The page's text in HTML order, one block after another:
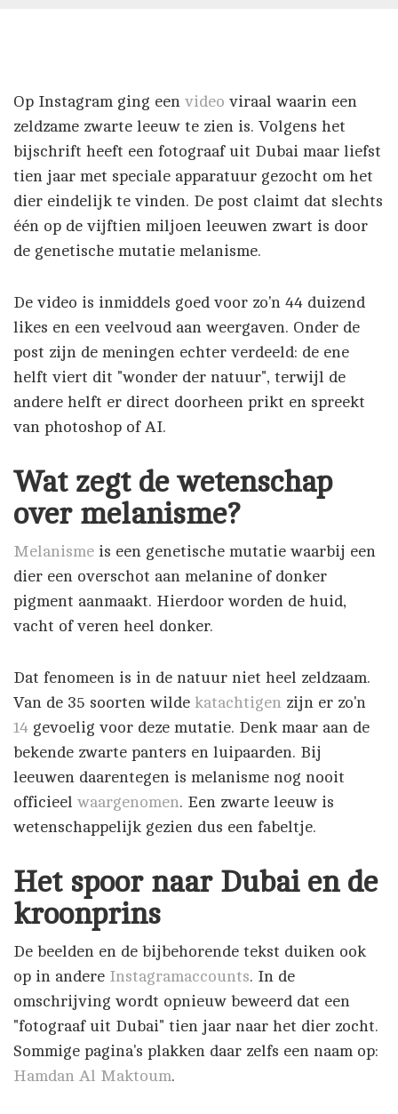
Op Instagram ging een video viraal waarin een
zeldzame zwarte leeuw te zien is. Volgens het
bijschrift heeft een fotograaf uit Dubai maar liefst
tien jaar met speciale apparatuur gezocht om het
dier eindelijk te vinden. De post claimt dat slechts
één op de vijftien miljoen leeuwen zwart is door
de genetische mutatie melanisme.
De video is inmiddels goed voor zo'n 44 duizend
likes en een veelvoud aan weergaven. Onder de
post zijn de meningen echter verdeeld: de ene
helft viert dit "wonder der natuur", terwijl de
andere helft er direct doorheen prikt en spreekt
van photoshop of AI.
Wat zegt de wetenschap
over melanisme?
Melanisme is een genetische mutatie waarbij een
dier een overschot aan melanine of donker
pigment aanmaakt. Hierdoor worden de huid,
vacht ofveren heel donker.
Dat fenomeen is in de natuur niet heel zeldzaam.
Van de 35 soorten wilde katachtigen zijn er zo'n
14 gevoelig voor deze mutatie. Denk maar aan de
bekende zwarte panters en luipaarden. Bij
leeuwen daarentegen is melanisme nog nooit
officieel waargenomen. Een zwarte leeuw is
wetenschappelijk gezien dus een fabeltje.
Het spoor naar Dubai en de
kroonprins
De beelden en de bijbehorende tekst duiken ook
op in andere Instagramaccounts. In de
omschrijving wordt opnieuw beweerd dat een
"fotograaf uit Dubai" tien jaar naar het dier zocht.
Sommige pagina's plakken daar zelfs een naam op:
Hamdan Al Maktoum.